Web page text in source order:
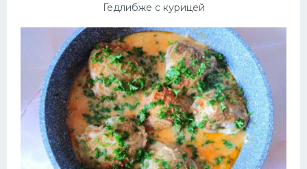
Гедлибже с курицей